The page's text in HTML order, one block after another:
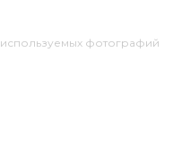
фотографий